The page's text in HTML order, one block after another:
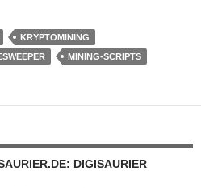
KRYPTOMINING
MINING-SCRIPTS
DIGISAURIER